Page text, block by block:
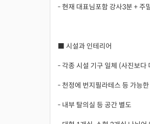
- 현재 대표님포함 강사3분 + 주
■ 시설과 인테리어
- 각종 시설 기구 일체 (사진보다
- 천정에 번지필라테스 등 가능
- 내부 탈의실 등 공간 별도